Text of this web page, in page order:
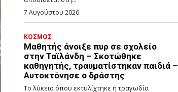
7 Αυγούστου 2026
ΚΟΣΜΟΣ
Μαθητής άνοιξε πυρ σε σχολείο
στην Ταϊλάνδη – Σκοτώθηκε
καθηγητής, τραυματίστηκαν παιδιά –
Αυτοκτόνησε ο δράστης
Το λύκειο όπου εκτυλίχτηκε η τραγωδία